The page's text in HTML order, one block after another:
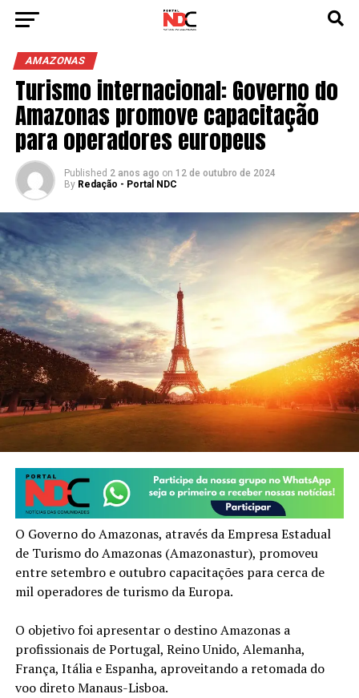
AMAZONAS
Turismo internacional: Governo do
Amazonas promove capacitação
para operadores europeus
Published 2 anos ago on 12 de outubro de 2024
By Redação - Portal NDC
O Governo do Amazonas, através da Empresa Estadual
de Turismo do Amazonas (Amazonastur), promoveu
entre setembro e outubro capacitações para cerca de
mil operadores de turismo da Europa.
O objetivo foi apresentar o destino Amazonas a
profissionais de Portugal, Reino Unido, Alemanha,
França, Itália e Espanha, aproveitando a retomada do
voo direto Manaus-Lisboa.